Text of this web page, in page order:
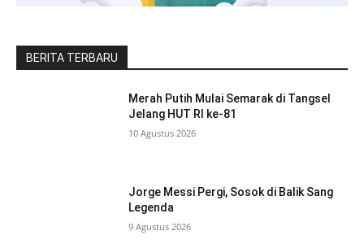
BERITA TERBARU
Merah Putih Mulai Semarak di Tangsel
Jelang HUT RI ke-81
10 Agustus 2026
Jorge Messi Pergi, Sosok di Balik Sang
Legenda
9 Agustus 2026